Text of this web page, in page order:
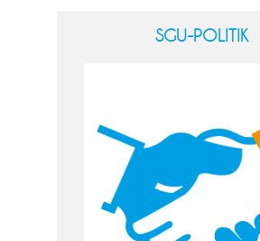
SGU-POLITIK